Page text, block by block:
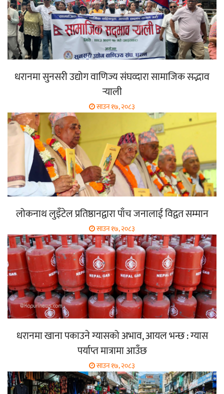
धरानमा सुनसरी उद्योग वाणिज्य संघव्दारा सामाजिक सद्भाव
र्‍याली
साउन १७, २०८३
लोकनाथ लुइँटेल प्रतिष्ठानद्वारा पाँच जनालाई विद्वत सम्मान
साउन १७, २०८३
धरानमा खाना पकाउने ग्यासको अभाव, आयल भन्छ : ग्यास
पर्याप्त मात्रामा आउँछ
साउन १७, २०८३